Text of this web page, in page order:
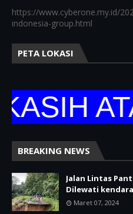
https://www.cyberone.my.id/
indonesia-group.html
PETA LOKASI
ATAS
BREAKING NEWS
Jalan Lintas
Dilewati
Maret 07, 2024